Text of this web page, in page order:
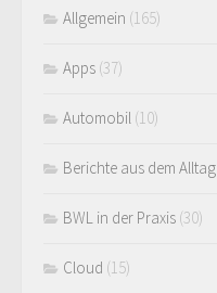
Allgemein (165)
Apps (37)
Automobil (10)
Berichte aus dem Alltag
BWL in der Praxis (30)
Cloud (15)